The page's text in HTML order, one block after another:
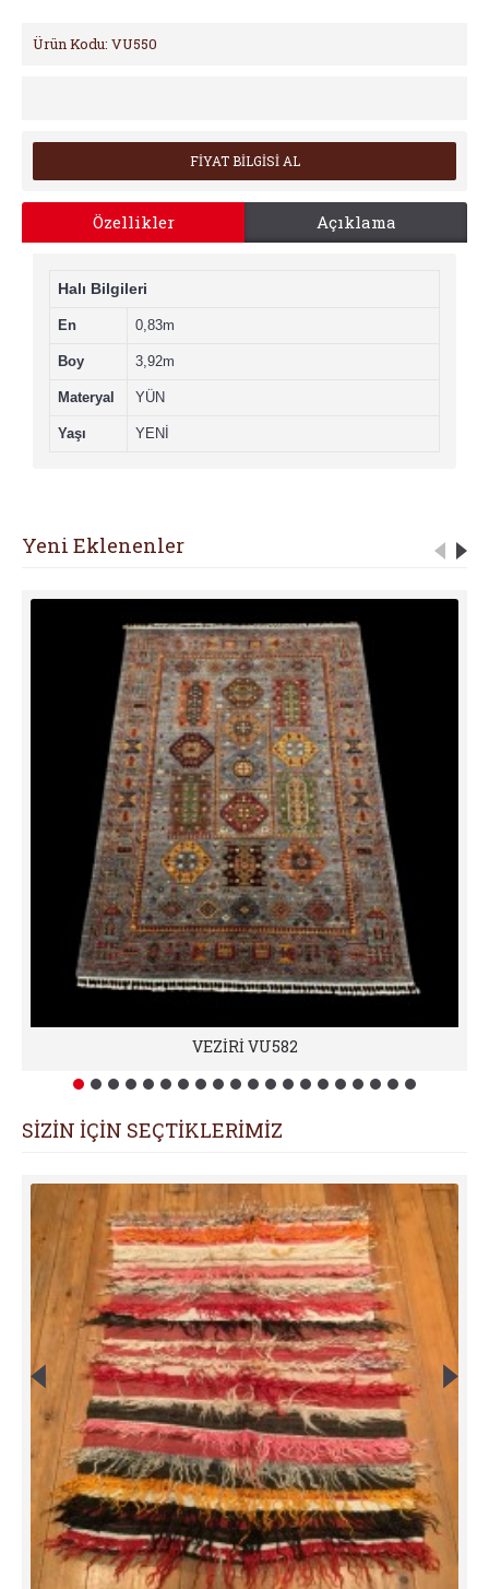
Ürün Kodu: VU550
FİYAT BİLGİSİ AL
Özellikler Açıklama
Halı Bilgileri
En 0,83m
Boy 3,92m
Materyal YÜN
Yaşı YENİ
Yeni Eklenenler
VEZİRİ VU582
SİZİN İÇİN SEÇTİKLERİMİZ